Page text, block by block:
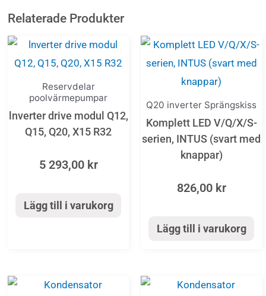
Relaterade Produkter
Reservdelar
poolvärmepumpar
lnverter drive modul Q12,
Q15, Q20, X15 R32
5 293,00 kr
Lägg till i varukorg
Q20 inverter Sprängskiss
Komplett LED V/Q/X/S-
serien, INTUS (svart med
knappar)
826,00 kr
Lägg till i varukorg